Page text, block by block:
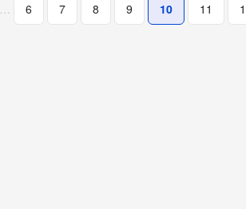
… 6 7 8 9 10 11